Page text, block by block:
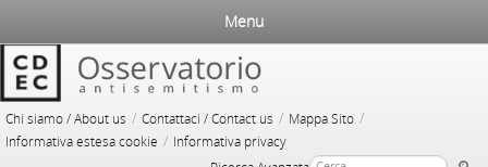
Chi siamo / About us / Contattaci / Contact us / Mappa Sito /
Informativa estesa cookie / Informativa privacy
Menu